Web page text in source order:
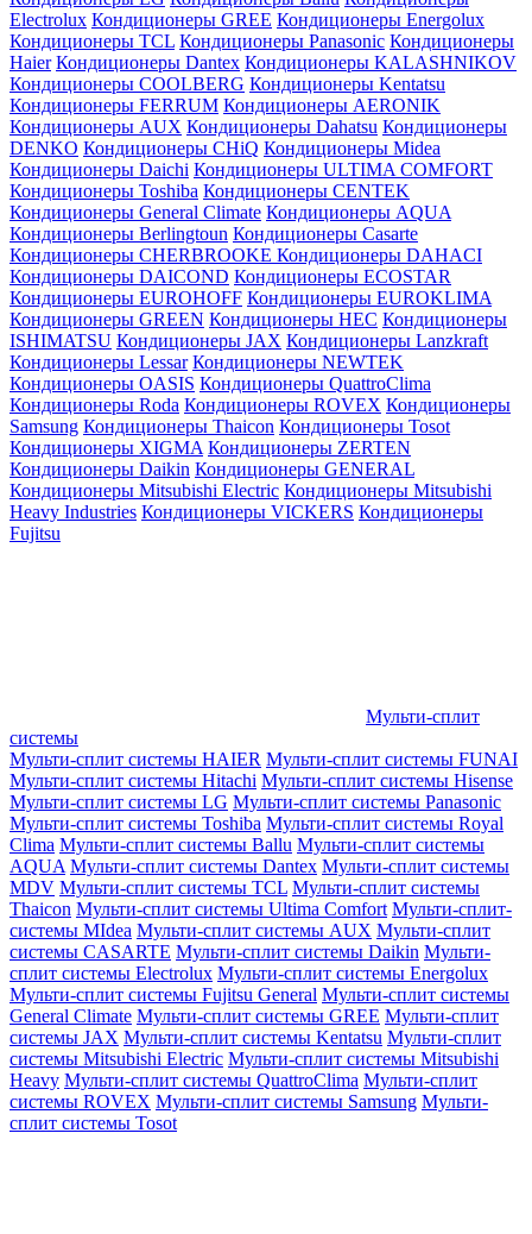
Electrolux Кондиционеры GREE Кондиционеры Energolux
Кондиционеры TCL Кондиционеры Panasonic Кондиционеры
Haier Кондиционеры Dantex Кондиционеры KALASHNIKOV
Кондиционеры СOOLBERG Кондиционеры Kentatsu
Кондиционеры FERRUM Кондиционеры AERONIK
Кондиционеры AUX Кондиционеры Dahatsu Кондиционеры
DENKO Кондиционеры CHiQ Кондиционеры Midea
Кондиционеры Daichi Кондиционеры ULTIMA COMFORT
Кондиционеры Toshiba Кондиционеры CENTEK
Кондиционеры General Climate Кондиционеры AQUA
Кондиционеры Berlingtoun Кондиционеры Casarte
Кондиционеры CHERBROOKE Кондиционеры DAHACI
Кондиционеры DAICOND Кондиционеры ECOSTAR
Кондиционеры EUROHOFF Кондиционеры EUROKLIMA
Кондиционеры GREEN Кондиционеры HEC Кондиционеры
ISHIMATSU Кондиционеры JAX Кондиционеры Lanzkraft
Кондиционеры Lessar Кондиционеры NEWTEK
Кондиционеры OASIS Кондиционеры QuattroClima
Кондиционеры Roda Кондиционеры ROVEX Кондиционеры
Samsung Кондиционеры Thaicon Кондиционеры Tosot
Кондиционеры XIGMA Кондиционеры ZERTEN
Кондиционеры Daikin Кондиционеры GENERAL
Кондиционеры Mitsubishi Electric Кондиционеры Mitsubishi
Heavy Industries Кондиционеры VICKERS Кондиционеры
Fujitsu
Мульти-сплит
системы
Мульти-сплит системы HAIER Мульти-сплит системы FUNAI
Мульти-сплит системы Hitachi Мульти-сплит системы Hisense
Мульти-сплит системы LG Мульти-сплит системы Panasonic
Мульти-сплит системы Toshiba Мульти-сплит системы Royal
Clima Мульти-сплит системы Ballu Мульти-сплит системы
AQUA Мульти-сплит системы Dantex Мульти-сплит системы
MDV Мульти-сплит системы TCL Мульти-сплит системы
Thaicon Мульти-сплит системы Ultima Comfort Мульти-сплит-
системы MIdea Мульти-сплит системы AUX Мульти-сплит
системы CASARTE Мульти-сплит системы Daikin Мульти-
сплит системы Electrolux Мульти-сплит системы Energolux
Мульти-сплит системы Fujitsu General Мульти-сплит системы
General Climate Мульти-сплит системы GREE Мульти-сплит
системы JAX Мульти-сплит системы Kentatsu Мульти-сплит
системы Mitsubishi Electric Мульти-сплит системы Mitsubishi
Heavy Мульти-сплит системы QuattroClima Мульти-сплит
системы ROVEX Мульти-сплит системы Samsung Мульти-
сплит системы Tosot